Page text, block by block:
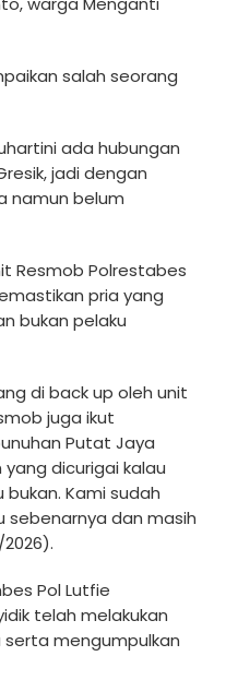
salah seorang
ada hubungan
jadi dengan
namun belum
Resmob Polrestabes
pria yang
bukan pelaku
di back up oleh unit
juga ikut
Putat Jaya
dicurigai kalau
Kami sudah
dan masih
Pol Lutfie
telah melakukan
mengumpulkan